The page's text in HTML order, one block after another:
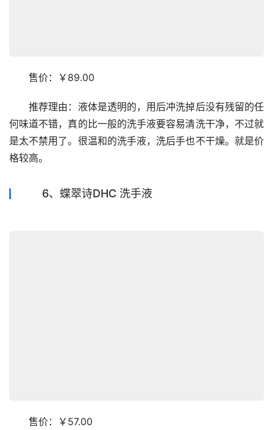
售价：￥89.00
推荐理由：液体是透明的，用后冲洗掉后没有残留的任
何味道不错，真的比一般的洗手液要容易清洗干净，不过就
是太不禁用了。很温和的洗手液，洗后手也不干燥。就是价
格较高。
6、蝶翠诗DHC 洗手液
售价：￥57.00